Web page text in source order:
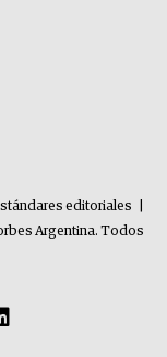
editoriales
Argentina. Todos